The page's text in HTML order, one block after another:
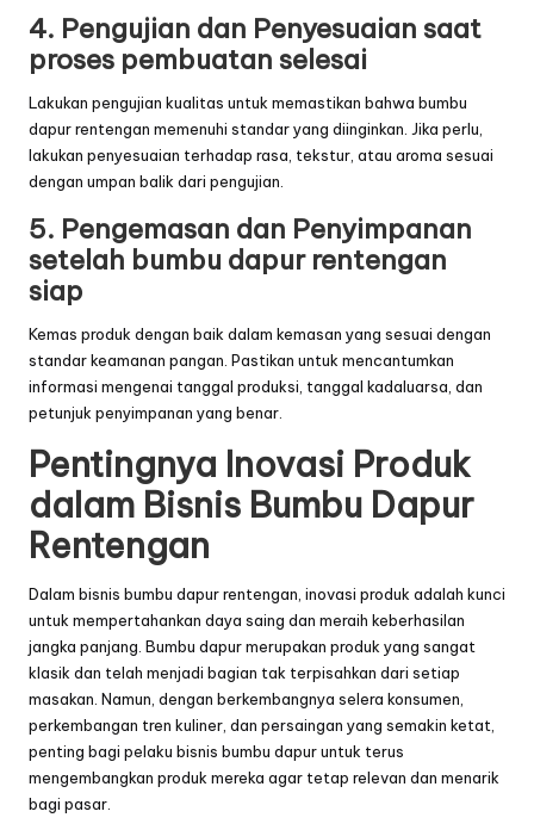
4. Pengujian dan Penyesuaian saat
proses pembuatan selesai
Lakukan pengujian kualitas untuk memastikan bahwa bumbu
dapur rentengan memenuhi standar yang diinginkan. Jika perlu,
lakukan penyesuaian terhadap rasa, tekstur, atau aroma sesuai
dengan umpan balik dari pengujian.
5. Pengemasan dan Penyimpanan
setelah bumbu dapur rentengan
siap
Kemas produk dengan baik dalam kemasan yang sesuai dengan
standar keamanan pangan. Pastikan untuk mencantumkan
informasi mengenai tanggal produksi, tanggal kadaluarsa, dan
petunjuk penyimpanan yang benar.
Pentingnya Inovasi Produk
dalam Bisnis Bumbu Dapur
Rentengan
Dalam bisnis bumbu dapur rentengan, inovasi produk adalah kunci
untuk mempertahankan daya saing dan meraih keberhasilan
jangka panjang. Bumbu dapur merupakan produk yang sangat
klasik dan telah menjadi bagian tak terpisahkan dari setiap
masakan. Namun, dengan berkembangnya selera konsumen,
perkembangan tren kuliner, dan persaingan yang semakin ketat,
penting bagi pelaku bisnis bumbu dapur untuk terus
mengembangkan produk mereka agar tetap relevan dan menarik
bagi pasar.